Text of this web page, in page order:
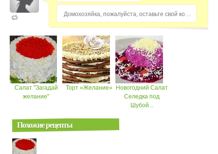
Домохозяйка, пожалуйста, оставьте свой комментарий...
Салат "Загадай
желание"
Торт «Желание»
Новогодний Салат
Селедка под
Шубой...
Похожие рецепты